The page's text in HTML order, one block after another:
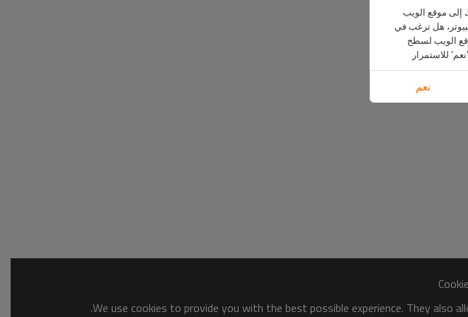
We use cookies to provide you with the best possible experience. They also
موقع الويب
هل ترغب في
الويب لسطح
للاستمرار
نعم